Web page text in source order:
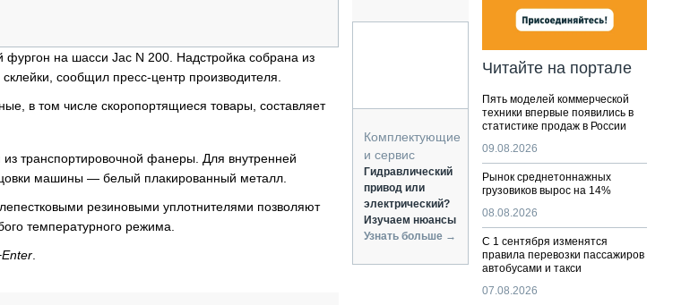
КАРЬЕРНАЯ ТЕХНИКА
ЛОГИСТИКА И СКЛАД
АВТОМАТИЗАЦИЯ И ТЕХНОЛОГИИ
на шасси Jac N 200. Надстройка собрана из
сообщил пресс-центр производителя.
в том числе скоропортящиеся товары, составляет
транспортировочной фанеры. Для внутренней
машины — белый плакированный металл.
резиновыми уплотнителями позволяют
температурного режима.
Комплектующие
и сервис
Гидравлический
привод или
электрический?
Изучаем нюансы
Узнать больше →
Читайте на портале
Пять моделей коммерческой
техники впервые появились в
статистике продаж в России
09.08.2026
Рынок среднетоннажных
грузовиков вырос на 14%
08.08.2026
С 1 сентября изменятся
правила перевозки пассажиров
автобусами и такси
07.08.2026